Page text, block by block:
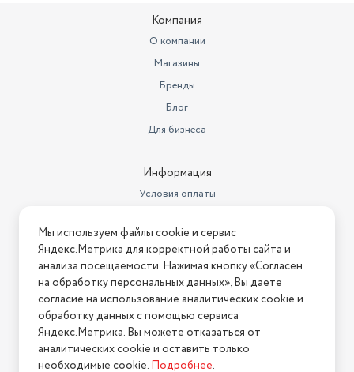
Компания
О компании
Магазины
Бренды
Блог
Для бизнеса
Информация
Условия оплаты
Условия возврата
Нашли ошибку на сайте? Напишите нам
2026 © Интернет-магазин "АстМаркет". У нас есть всё!
Политика конфиденциальности
Мы используем файлы cookie и сервис
Яндекс.Метрика для корректной работы сайта и
анализа посещаемости. Нажимая кнопку «Согласен
на обработку персональных данных», Вы даете
согласие на использование аналитических cookie и
обработку данных с помощью сервиса
Яндекс.Метрика. Вы можете отказаться от
аналитических cookie и оставить только
необходимые cookie.Подробнее.